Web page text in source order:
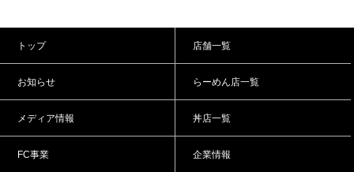
トップ
お知らせ
メディア情報
FC事業
店舗一覧
らーめん店一覧
丼店一覧
企業情報